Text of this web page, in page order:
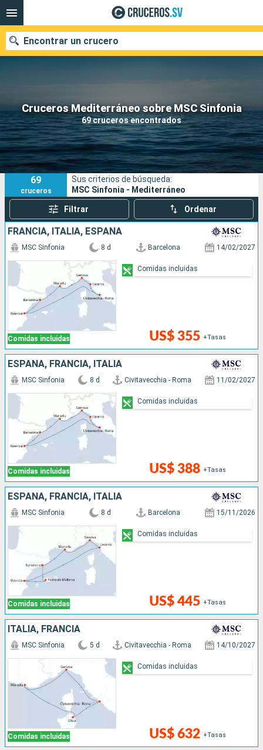
Cruceros Mediterráneo sobre MSC Sinfonia
69 cruceros encontrados
Encontrar un crucero
Nuestros destinos
Fecha de salida
Puertos Compañías
Buscar
69
cruceros
Sus criterios de búsqueda:
MSC Sinfonia - Mediterráneo
Filtrar Ordenar
FRANCIA, ITALIA, ESPAÑA
Comidas incluidas
MSC Sinfonia 8 d Barcelona 14/02/2027
US$ 355 +Tasas
Comidas incluidas
ESPAÑA, FRANCIA, ITALIA
Comidas incluidas
MSC Sinfonia 8 d Civitavecchia - Roma 11/02/2027
US$ 388 +Tasas
Comidas incluidas
ESPAÑA, FRANCIA, ITALIA
Comidas incluidas
MSC Sinfonia 8 d Barcelona 15/11/2026
US$ 445 +Tasas
Comidas incluidas
ITALIA, FRANCIA
Comidas incluidas
MSC Sinfonia 5 d Civitavecchia - Roma 14/10/2027
US$ 632 +Tasas
Comidas incluidas